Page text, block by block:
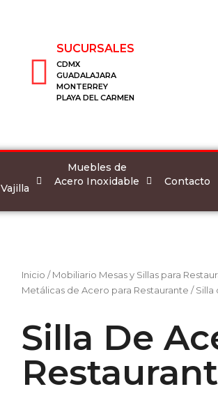
SUCURSALES
CDMX
GUADALAJARA
MONTERREY
PLAYA DEL CARMEN
Vajilla
Muebles de
Acero Inoxidable
Contacto
Inicio /Mobiliario Mesas y Sillas para
Metálicas de Acero para Restaurante / Silla
Silla De